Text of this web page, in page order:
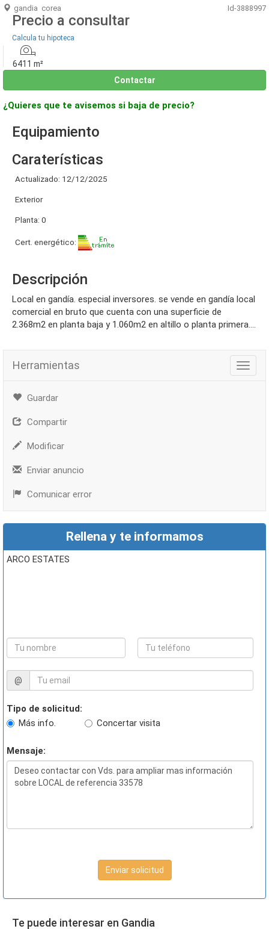
gandia corea Id-3888997
Precio a consultar
Calcula tu hipoteca
6411 m²
Contactar
¿Quieres que te avisemos si baja de precio?
Equipamiento
Caraterísticas
Actualizado: 12/12/2025
Exterior
Planta: 0
Cert. energético:
Descripción
local en gandía. especial inversores. se vende en gandía local
comercial en bruto que cuenta con una superficie de
2.368m2 en planta baja y 1.060m2 en altillo o planta primera....
Herramientas
Guardar
Compartir
Modificar
Enviar anuncio
Comunicar error
Rellena y te informamos
ARCO ESTATES
@
Tipo de solicitud:
Más info.
Concertar visita
Mensaje:
Enviar solicitud
Te puede interesar en Gandia